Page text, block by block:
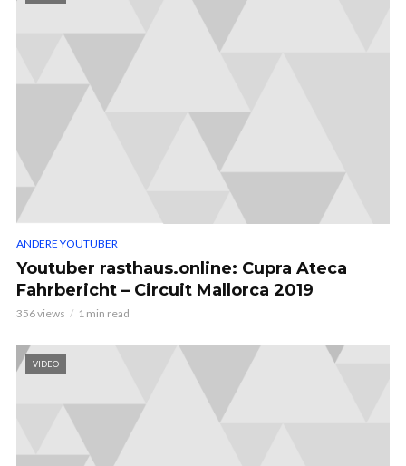
ANDERE YOUTUBER
Youtuber rasthaus.online: Cupra Ateca
Fahrbericht – Circuit Mallorca 2019
356 views 1 min read
VIDEO